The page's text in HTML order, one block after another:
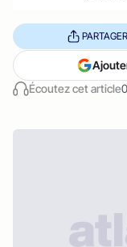
Écoutez cet article
PARTAGER